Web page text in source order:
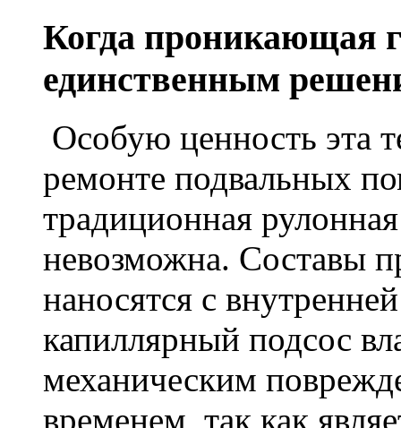
Когда проникающая
единственным
Особую ценность эта
ремонте подвальных
традиционная
невозможна. Составы
наносятся с
капиллярный подсос
механическим
временем, так как